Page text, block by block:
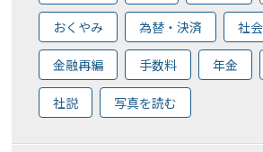
おくやみ 為替・決済 社会
金融再編 手数料 年金
社説 写真を読む